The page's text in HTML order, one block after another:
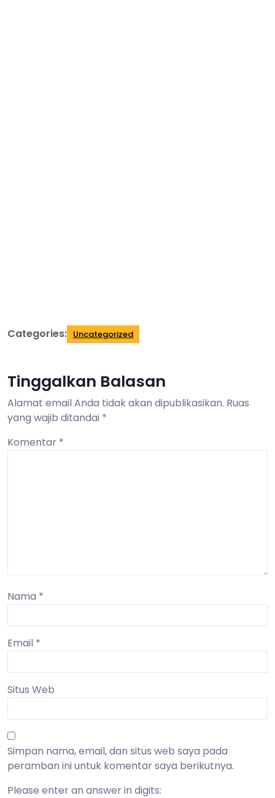
Categories: Uncategorized
Tinggalkan Balasan
Alamat email Anda tidak akan dipublikasikan. Ruas
yang wajib ditandai *
Komentar *
Nama *
Email *
Situs Web
Simpan nama, email, dan situs web saya pada
peramban ini untuk komentar saya berikutnya.
Please enter an answer in digits: